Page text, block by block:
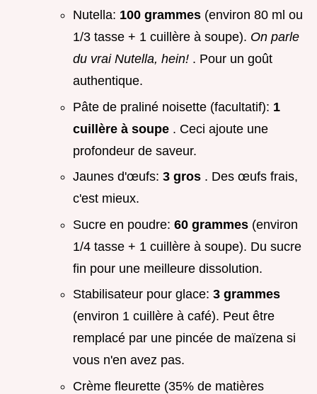
Nutella: 100 grammes (environ 80 ml ou
1/3 tasse + 1 cuillère à soupe). On parle
du vrai Nutella, hein! . Pour un goût
authentique.
Pâte de praliné noisette (facultatif): 1
cuillère à soupe . Ceci ajoute une
profondeur de saveur.
Jaunes d'œufs: 3 gros . Des œufs frais,
c'est mieux.
Sucre en poudre: 60 grammes (environ
1/4 tasse + 1 cuillère à soupe). Du sucre
fin pour une meilleure dissolution.
Stabilisateur pour glace: 3 grammes
(environ 1 cuillère à café). Peut être
remplacé par une pincée de maïzena si
vous n'en avez pas.
Crème fleurette (35% de matières